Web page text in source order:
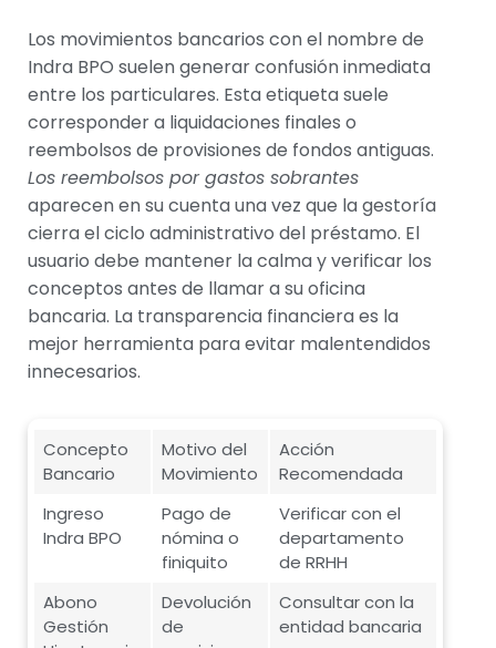
Los movimientos bancarios con el nombre de
Indra BPO suelen generar confusión inmediata
entre los particulares. Esta etiqueta suele
corresponder a liquidaciones finales o
reembolsos de provisiones de fondos antiguas.
Los reembolsos por gastos sobrantes
aparecen en su cuenta una vez que la gestoría
cierra el ciclo administrativo del préstamo. El
usuario debe mantener la calma y verificar los
conceptos antes de llamar a su oficina
bancaria. La transparencia financiera es la
mejor herramienta para evitar malentendidos
innecesarios.
Concepto
Bancario
Motivo del
Movimiento
Acción
Recomendada
Ingreso
Indra BPO
Pago de
nómina o
finiquito
Verificar con el
departamento
de RRHH
Abono
Gestión
Devolución
de
Consultar con la
entidad bancaria